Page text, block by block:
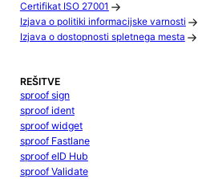
Certifikat ISO 27001
Izjava o politiki informacijske varnosti
Izjava o dostopnosti spletnega mesta
REŠITVE
sproof sign
sproof ident
sproof widget
sproof Fastlane
sproof eID Hub
sproof Validate